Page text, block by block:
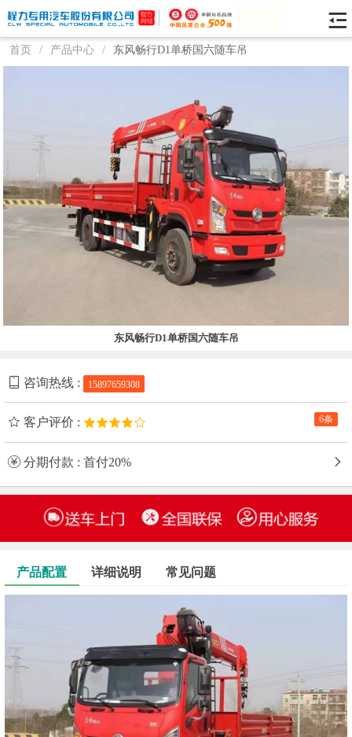
首页 / 产品中心 / 东风畅行D1单桥国六随车吊
东风畅行D1单桥国六随车吊
咨询热线 : 15897659308
6条
客户评价 :
分期付款 : 首付20%
产品配置 详细说明 常见问题